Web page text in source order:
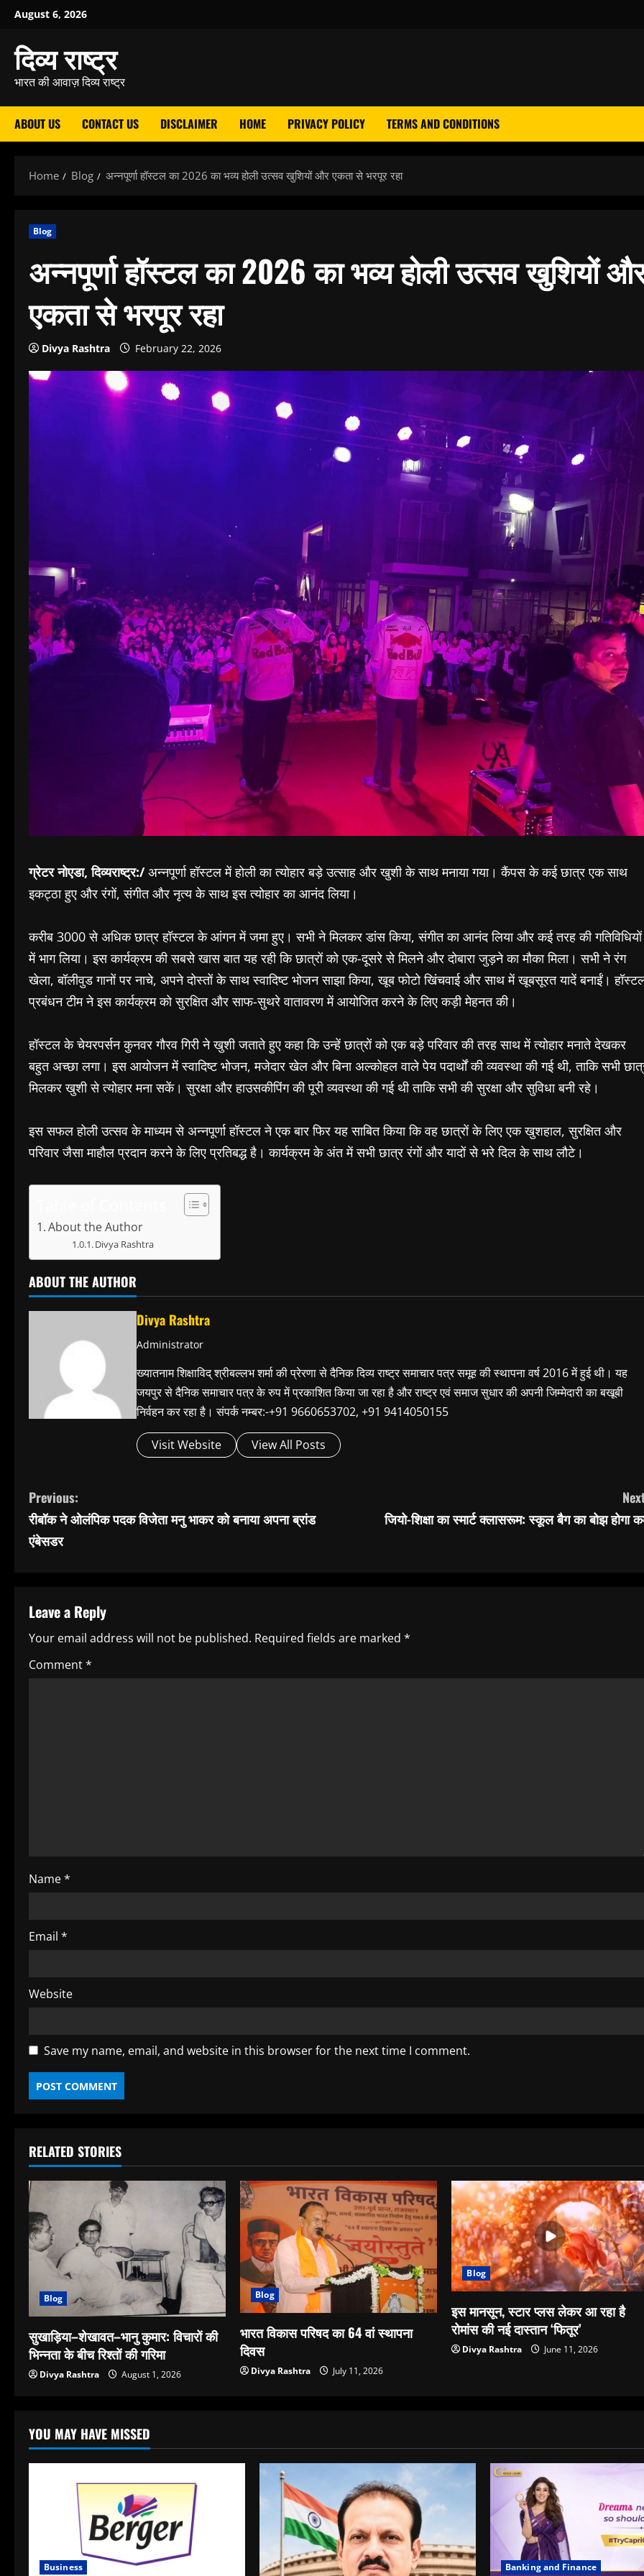
Skip
content
August 6, 2026
दिव्य राष्ट्र
भारत की आवाज़ दिव्य राष्ट्र
ABOUT US CONTACT US DISCLAIMER HOME PRIVACY POLICY TERMS AND CONDITIONS
Home Blog अन्नपूर्णा हॉस्टल का 2026 का भव्य होली उत्सव खुशियों और एकता से भरपूर रहा
Blog
अन्नपूर्णा हॉस्टल का 2026 का भव्य होली उत्सव खुशियों
एकता से भरपूर रहा
Divya Rashtra February 22, 2026
ग्रेटर नोएडा, दिव्यराष्ट्र:/अन्नपूर्णा हॉस्टल में होली का त्योहार बड़े उत्साह और खुशी के साथ मनाया गया। कैंपस के कई छात्र एक साथ
इकट्ठा हुए और रंगों, संगीत और नृत्य के साथ इस त्योहार का आनंद लिया।
करीब 3000 से अधिक छात्र हॉस्टल के आंगन में जमा हुए। सभी ने मिलकर डांस किया, संगीत का आनंद लिया और कई तरह की गतिविधियों
में भाग लिया। इस कार्यक्रम की सबसे खास बात यह रही कि छात्रों को एक-दूसरे से मिलने और दोबारा जुड़ने का मौका मिला। सभी ने रंग
खेला, बॉलीवुड गानों पर नाचे, अपने दोस्तों के साथ स्वादिष्ट भोजन साझा किया, खूब फोटो खिंचवाई और साथ में खूबसूरत यादें बनाईं।
प्रबंधन टीम ने इस कार्यक्रम को सुरक्षित और साफ-सुथरे वातावरण में आयोजित करने के लिए कड़ी मेहनत की।
हॉस्टल के चेयरपर्सन कुनवर गौरव गिरी ने खुशी जताते हुए कहा कि उन्हें छात्रों को एक बड़े परिवार की तरह साथ में त्योहार मनाते देखकर
बहुत अच्छा लगा। इस आयोजन में स्वादिष्ट भोजन, मजेदार खेल और बिना अल्कोहल वाले पेय पदार्थों की व्यवस्था की गई थी, ताकि सभी
मिलकर खुशी से त्योहार मना सकें। सुरक्षा और हाउसकीपिंग की पूरी व्यवस्था की गई थी ताकि सभी की सुरक्षा और सुविधा बनी रहे।
इस सफल होली उत्सव के माध्यम से अन्नपूर्णा हॉस्टल ने एक बार फिर यह साबित किया कि वह छात्रों के लिए एक खुशहाल, सुरक्षित और
परिवार जैसा माहौल प्रदान करने के लिए प्रतिबद्ध है। कार्यक्रम के अंत में सभी छात्र रंगों और यादों से भरे दिल के साथ लौटे।
About the Author
Divya Rashtra
ABOUT THE AUTHOR
Divya Rashtra
Administrator
ख्यातनाम शिक्षाविद् श्रीबल्लभ शर्मा की प्रेरणा से दैनिक दिव्य राष्ट्र समाचार पत्र समूह की स्थापना वर्ष 2016 में हुई थी। यह
जयपुर से दैनिक समाचार पत्र के रुप में प्रकाशित किया जा रहा है और राष्ट्र एवं समाज सुधार की अपनी जिम्मेदारी का बखूबी
निर्वहन कर रहा है। संपर्क नम्बर:-+91 9660653702, +91 9414050155
Visit Website View All Posts
C
o
i
n
u
i
n
g
Previous:
रीबॉक ने ओलंपिक पदक विजेता मनु भाकर को बनाया अपना ब्रांड
एंबेसडर
जियो-शिक्षा का स्मार्ट क्लासरूम: स्कूल बैग का बोझ होगा
Leave a Reply
Your email address will not be published. Required fields are marked *
Comment*
Name*
Email *
Website
Save my name, email, and website in this browser for the next time I comment.
RELATED STORIES
Blog
सुखाड़िया–शेखावत–भानु कुमार: विचारों की
भिन्नता के बीच रिश्तों की गरिमा
Divya Rashtra August 1, 2026
Blog
भारत विकास परिषद का 64 वां स्थापना
दिवस
Divya Rashtra July 11, 2026
Blog
इस मानसून, स्टार प्लस लेकर आ रहा है
रोमांस की नई दास्तान ‘फितूर’
Divya Rashtra June 11, 2026
YOU MAY HAVE MISSED
Business Banking and Finance